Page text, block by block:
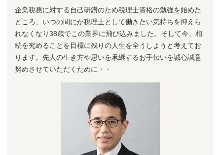
企業税務に対する⾃⼰研鑽のため税理⼠資格の勉強を始めた
ところ、いつの間にか税理⼠として働きたい気持ちを抑えら
れなくなり38歳でこの業界に⾶び込みました。そして今、相
続を究めることを⽬標に残りの⼈⽣を全うしようと考えてお
ります。先⼈の⽣き⽅や思いを承継するお⼿伝いを誠⼼誠意
努めさせていただくために・・